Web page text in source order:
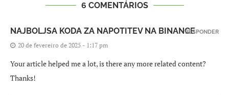
6 COMENTÁRIOS
NAJBOLJSA KODA ZA NAPOTITEV NA BINANCE
20 de fevereiro de 2025 - 1:17 pm
Your article helped me a lot, is there any more related content?
Thanks!
RESPONDER